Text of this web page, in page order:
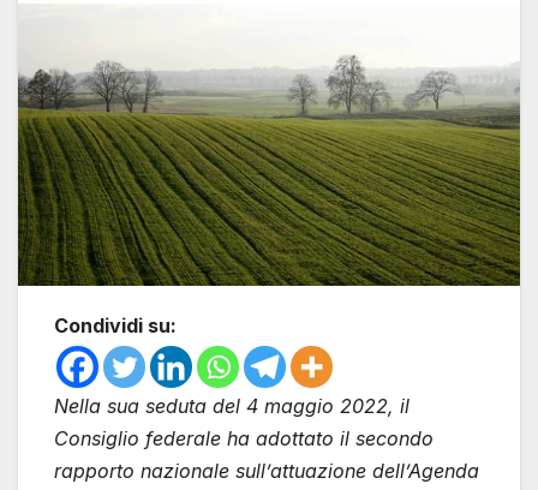
Condividi su:
Nella sua seduta del 4 maggio 2022, il
Consiglio federale ha adottato il secondo
rapporto nazionale sull’attuazione dell’Agenda